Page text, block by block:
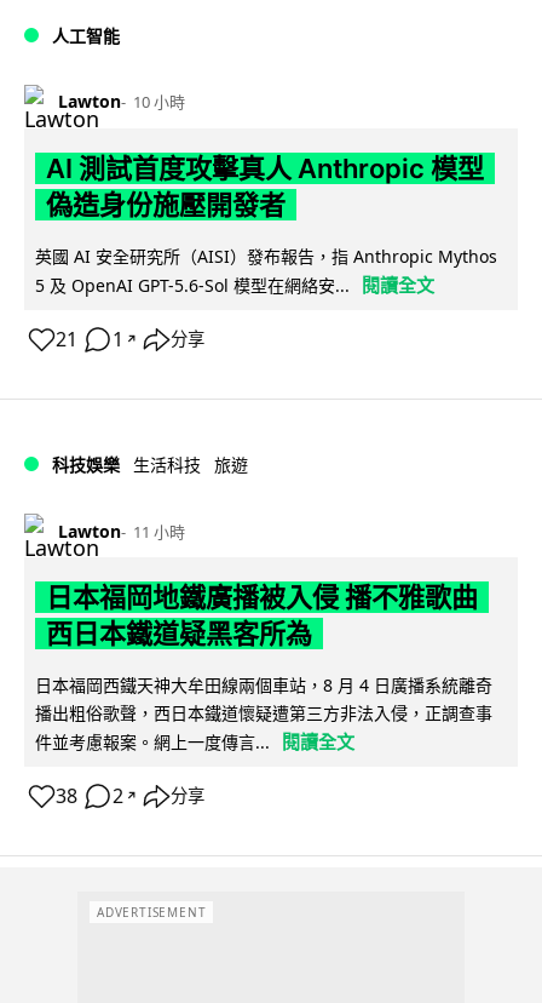
人工智能
Lawton 10 小時
AI 測試首度攻擊真人 Anthropic 模型
偽造身份施壓開發者
英國 AI 安全研究所（AISI）發布報告，指 Anthropic Mythos
5 及 OpenAI GPT-5.6-Sol 模型在網絡安...
閱讀全文
21 1 ↗ 分享
科技娛樂 生活科技 旅遊
Lawton 11 小時
日本福岡地鐵廣播被入侵 播不雅歌曲
西日本鐵道疑黑客所為
日本福岡西鐵天神大牟田線兩個車站，8 月 4 日廣播系統離奇
播出粗俗歌聲，西日本鐵道懷疑遭第三方非法入侵，正調查事
件並考慮報案。網上一度傳言...
閱讀全文
38 2 ↗ 分享
ADVERTISEMENT